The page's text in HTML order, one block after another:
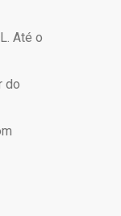
Até o
do